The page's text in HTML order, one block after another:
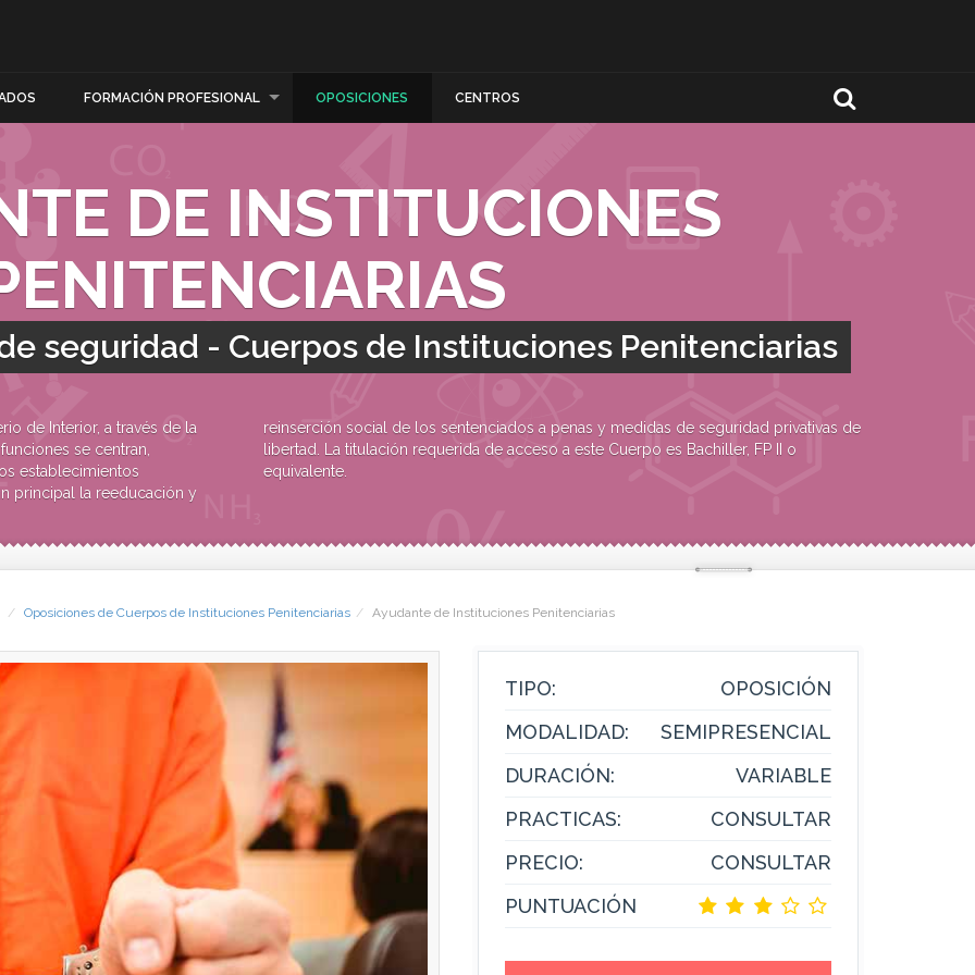
FORMACIÓN PROFESIONAL OPOSICIONES CENTROS
DE INSTITUCIONES
seguridad - Cuerpos de Instituciones Penitenciarias
de Interior, a través de la
se centran,
establecimientos
principal la reeducación y
de seguridad privativas de
es Bachiller, FP II o
equivalente.
Oposiciones de Cuerpos de Instituciones Penitenciarias Ayudante de Instituciones Penitenciarias
TIPO:
OPOSICIÓN
MODALIDAD:
SEMIPRESENCIAL
DURACIÓN:
VARIABLE
PRACTICAS:
CONSULTAR
PRECIO:
CONSULTAR
PUNTUACIÓN